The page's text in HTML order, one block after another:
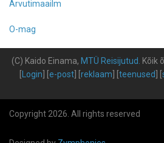
Arvutimaailm
O-mag
(C) Kaido Einama, MTÜ Reisijutud Kõik
Login e-post] [ reklaam teenused
Copyright 2026. All rights reserved